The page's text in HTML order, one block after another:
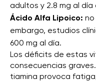
adultos y 2.8 mg al
Ácido Alfa Lipoico: no
embargo, estudios
600 mg al día.
Los déficits de estas
consecuencias
tiamina provoca